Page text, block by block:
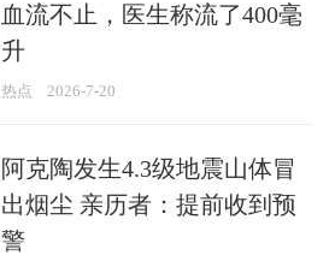
血流不止，医生称流了400毫
升
热点 2026-7-20
阿克陶发生4.3级地震山体冒
出烟尘 亲历者：提前收到预
警